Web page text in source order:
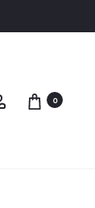
Compte 0